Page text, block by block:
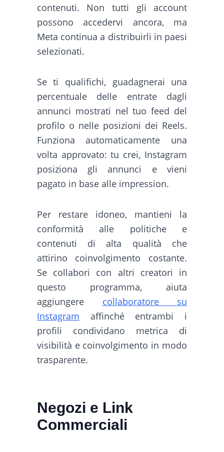
contenuti. Non tutti gli account
possono accedervi ancora, ma
Meta continua a distribuirli in paesi
selezionati.
Se ti qualifichi, guadagnerai una
percentuale delle entrate dagli
annunci mostrati nel tuo feed del
profilo o nelle posizioni dei Reels.
Funziona automaticamente una
volta approvato: tu crei, Instagram
posiziona gli annunci e vieni
pagato in base alle impression.
Per restare idoneo, mantieni la
conformità alle politiche e
contenuti di alta qualità che
attirino coinvolgimento costante.
Se collabori con altri creatori in
questo programma, aiuta
aggiungere collaboratore su
Instagram affinché entrambi i
profili condividano metrica di
visibilità e coinvolgimento in modo
trasparente.
Negozi e Link
Commerciali